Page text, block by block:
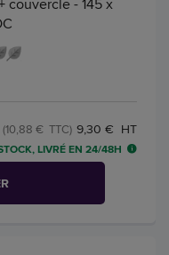
9,30 € HT
(10,88 € TTC)
LIVRÉ EN 24/48H